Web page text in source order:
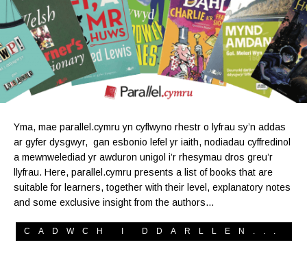
Yma, mae parallel.cymru yn cyflwyno rhestr o lyfrau sy’n addas
ar gyfer dysgwyr, gan esbonio lefel yr iaith, nodiadau cyffredinol
a mewnwelediad yr awduron unigol i’r rhesymau dros greu’r
llyfrau. Here, parallel.cymru presents a list of books that are
suitable for learners, together with their level, explanatory notes
and some exclusive insight from the authors…
CADWCH I DDARLLEN...